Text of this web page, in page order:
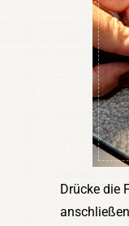
Drücke die